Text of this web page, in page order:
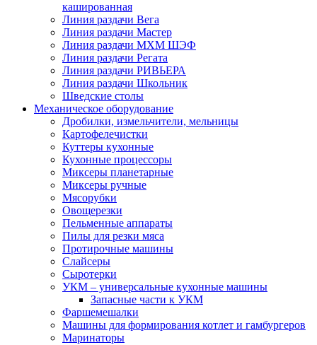
кашированная
Линия раздачи Вега
Линия раздачи Мастер
Линия раздачи МХМ ШЭФ
Линия раздачи Регата
Линия раздачи РИВЬЕРА
Линия раздачи Школьник
Шведские столы
Механическое оборудование
Дробилки, измельчители, мельницы
Картофелечистки
Куттеры кухонные
Кухонные процессоры
Миксеры планетарные
Миксеры ручные
Мясорубки
Овощерезки
Пельменные аппараты
Пилы для резки мяса
Протирочные машины
Слайсеры
Сыротерки
УКМ – универсальные кухонные машины
Запасные части к УКМ
Фаршемешалки
Машины для формирования котлет и гамбургеров
Маринаторы